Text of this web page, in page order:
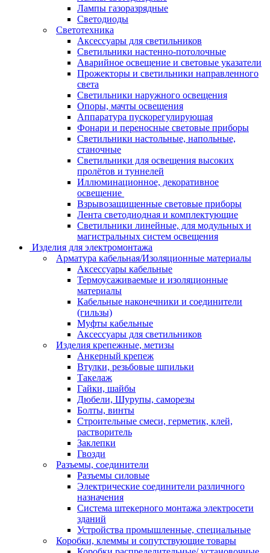
Лампы газоразрядные
Светодиоды
Светотехника
Аксессуары для светильников
Светильники настенно-потолочные
Аварийное освещение и световые указатели
Прожекторы и светильники направленного
света
Светильники наружного освещения
Опоры, мачты освещения
Аппаратура пускорегулирующая
Фонари и переносные световые приборы
Светильники настольные, напольные,
станочные
Светильники для освещения высоких
пролётов и туннелей
Иллюминационное, декоративное
освещение
Взрывозащищенные световые приборы
Лента светодиодная и комплектующие
Светильники линейные, для модульных и
магистральных систем освещения
Изделия для электромонтажа
Арматура кабельная/Изоляционные материалы
Аксессуары кабельные
Термоусаживаемые и изоляционные
материалы
Кабельные наконечники и соединители
(гильзы)
Муфты кабельные
Аксессуары для светильников
Изделия крепежные, метизы
Анкерный крепеж
Втулки, резьбовые шпильки
Такелаж
Гайки, шайбы
Дюбели, Шурупы, саморезы
Болты, винты
Строительные смеси, герметик, клей,
растворитель
Заклепки
Гвозди
Разъемы, соединители
Разъемы силовые
Электрические соединители различного
назначения
Система штекерного монтажа электросети
зданий
Устройства промышленные, специальные
Коробки, клеммы и сопутствующие товары